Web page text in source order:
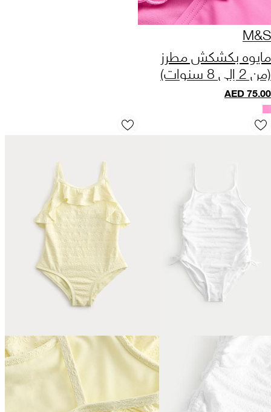
M&S
مايوه بكشكش مطرز
(من 2 إلى 8 سنوات)
AED75.00